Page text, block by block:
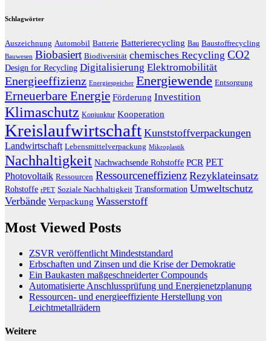
Schlagwörter
Auszeichnung Automobil Batterie Batterierecycling Bau Baustoffrecycling
Bauwesen Biobasiert Biodiversität chemisches Recycling CO2
Design for Recycling Digitalisierung Elektromobilität
Energieeffizienz Energiespeicher Energiewende Entsorgung
Erneuerbare Energie Förderung Investition
Klimaschutz Konjunktur Kooperation
Kreislaufwirtschaft Kunststoffverpackungen
Landwirtschaft Lebensmittelverpackung Mikroplastik
Nachhaltigkeit Nachwachsende Rohstoffe PCR PET
Photovoltaik Ressourcen Ressourceneffizienz Rezyklateinsatz
Rohstoffe rPET Soziale Nachhaltigkeit Transformation Umweltschutz
Verbände Verpackung Wasserstoff
Most Viewed Posts
ZSVR veröffentlicht Mindeststandard
Erbschaften und Zinsen und die Krise der Demokratie
Ein Baukasten maßgeschneiderter Compounds
Automatisierte Anschlussprüfung und Energienetzplanung
Ressourcen- und energieeffiziente Herstellung von
Leichtmetallrädern
Weitere